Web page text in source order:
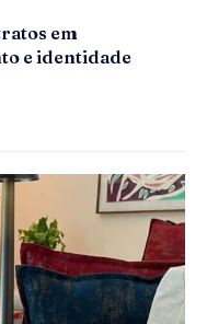
em
e identidade